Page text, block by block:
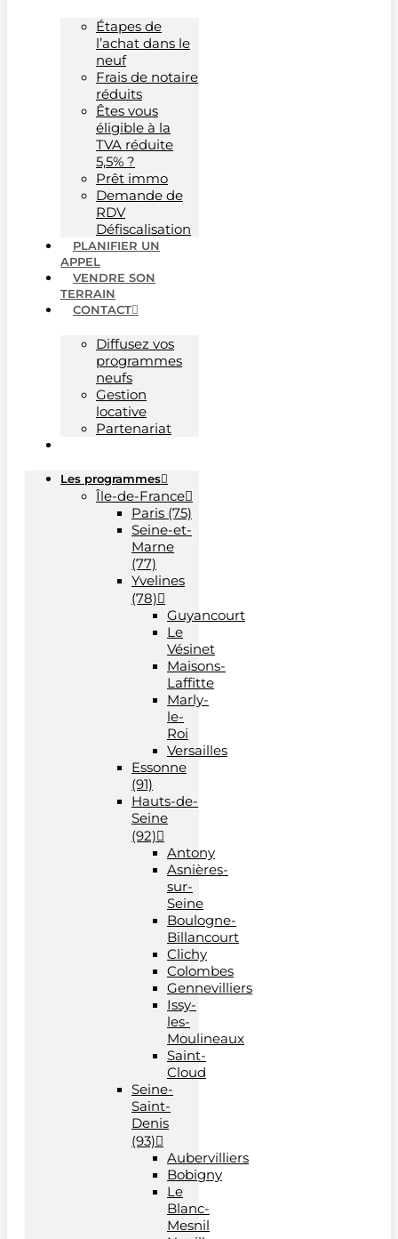
Étapes de
l’achat dans le
neuf
Frais de notaire
réduits
Êtes vous
éligible à la
TVA réduite
5,5% ?
Prêt immo
Demande de
RDV
Défiscalisation
PLANIFIER UN
APPEL
VENDRE SON
TERRAIN
CONTACT
Diffusez vos
programmes
neufs
Gestion
locative
Partenariat
Les programmes
Île-de-France
Paris (75)
Seine-et-
Marne
(77)
Yvelines
(78)
Guyancourt
Le
Vésinet
Maisons-
Laffitte
Marly-
le-
Roi
Versailles
Essonne
(91)
Hauts-de-
Seine
(92)
Antony
Asnières-
sur-
Seine
Boulogne-
Billancourt
Clichy
Colombes
Gennevilliers
Issy-
les-
Moulineaux
Saint-
Cloud
Seine-
Saint-
Denis
(93)
Aubervilliers
Bobigny
Le
Blanc-
Mesnil